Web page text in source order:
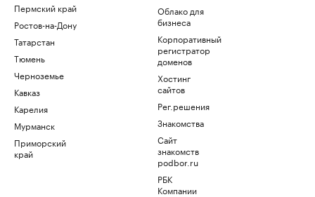
Пермский край
Ростов-на-Дону
Татарстан
Тюмень
Черноземье
Кавказ
Карелия
Мурманск
Приморский
край
Облако для
бизнеса
Корпоративный
регистратор
доменов
Хостинг
сайтов
Рег.решения
Знакомства
Сайт
знакомств
podbor.ru
РБК
Компании